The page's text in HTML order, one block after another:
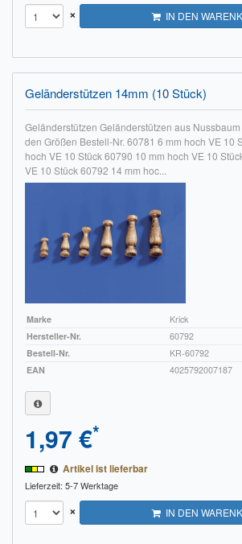
× IN DEN
Geländerstützen 14mm (10 Stück)
Geländerstützen Geländerstützen aus
den Größen Bestell-Nr. 60781 6 mm hoch VE 10
hoch VE 10 Stück 60790 10 mm hoch VE 10
VE 10 Stück 60792 14 mm hoc...
Marke
Krick
Hersteller-Nr.
60792
Bestell-Nr.
KR-60792
EAN
4025792007187
1,97 €*
Artikel ist lieferbar
Lieferzeit: 5-7 Werktage
× IN DEN